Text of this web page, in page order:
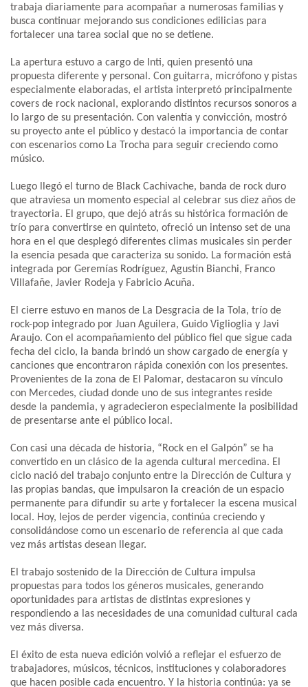
trabaja diariamente para acompañar a numerosas familias y
busca continuar mejorando sus condiciones edilicias para
fortalecer una tarea social que no se detiene.
La apertura estuvo a cargo de Inti, quien presentó una
propuesta diferente y personal. Con guitarra, micrófono y pistas
especialmente elaboradas, el artista interpretó principalmente
covers de rock nacional, explorando distintos recursos sonoros a
lo largo de su presentación. Con valentía y convicción, mostró
su proyecto ante el público y destacó la importancia de contar
con escenarios como La Trocha para seguir creciendo como
músico.
Luego llegó el turno de Black Cachivache, banda de rock duro
que atraviesa un momento especial al celebrar sus diez años de
trayectoria. El grupo, que dejó atrás su histórica formación de
trío para convertirse en quinteto, ofreció un intenso set de una
hora en el que desplegó diferentes climas musicales sin perder
la esencia pesada que caracteriza su sonido. La formación está
integrada por Geremías Rodríguez, Agustín Bianchi, Franco
Villafañe, Javier Rodeja y Fabricio Acuña.
El cierre estuvo en manos de La Desgracia de la Tola, trío de
rock-pop integrado por Juan Aguilera, Guido Viglioglia y Javi
Araujo. Con el acompañamiento del público fiel que sigue cada
fecha del ciclo, la banda brindó un show cargado de energía y
canciones que encontraron rápida conexión con los presentes.
Provenientes de la zona de El Palomar, destacaron su vínculo
con Mercedes, ciudad donde uno de sus integrantes reside
desde la pandemia, y agradecieron especialmente la posibilidad
de presentarse ante el público local.
Con casi una década de historia, “Rock en el Galpón” se ha
convertido en un clásico de la agenda cultural mercedina. El
ciclo nació del trabajo conjunto entre la Dirección de Cultura y
las propias bandas, que impulsaron la creación de un espacio
permanente para difundir su arte y fortalecer la escena musical
local. Hoy, lejos de perder vigencia, continúa creciendo y
consolidándose como un escenario de referencia al que cada
vez más artistas desean llegar.
El trabajo sostenido de la Dirección de Cultura impulsa
propuestas para todos los géneros musicales, generando
oportunidades para artistas de distintas expresiones y
respondiendo a las necesidades de una comunidad cultural cada
vez más diversa.
El éxito de esta nueva edición volvió a reflejar el esfuerzo de
trabajadores, músicos, técnicos, instituciones y colaboradores
que hacen posible cada encuentro. Y la historia continúa: ya se